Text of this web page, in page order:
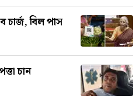
চার্জ, বিল পাস
চান